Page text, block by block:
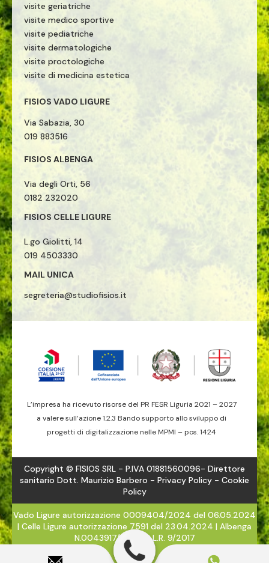
visite geriatriche
visite medico sportive
visite pediatriche
visite dermatologiche
visite proctologiche
visite di medicina estetica
FISIOS VADO LIGURE
Via Sabazia, 30
019 883516
FISIOS ALBENGA
Via degli Orti, 56
0182 232020
FISIOS CELLE LIGURE
L.go Giolitti, 14
019 4503330
MAIL UNICA
segreteria@studiofisios.it
L’impresa ha ricevuto risorse del PR FESR Liguria 2021 – 2027
a valere sull’azione 1.2.3 Bando supporto allo sviluppo di
progetti di digitalizzazione nelle MPMI – pos. 1424
Copyright © FISIOS SRL - P.IVA 01881560096- Direttore
sanitario Dott. Maurizio Barbero - Privacy Policy - Cookie
Policy
Vado Ligure autorizzazione 0009404/2024 del 06.05.2024
| Celle Ligure autorizzazione 7591 del 23.04.2024 | Albenga
N.0043917/2024 - L.R. 9/2017